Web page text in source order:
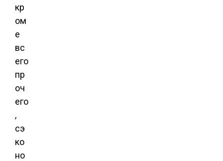
кр
ом
е
вс
его
пр
оч
его
,
сэ
ко
но